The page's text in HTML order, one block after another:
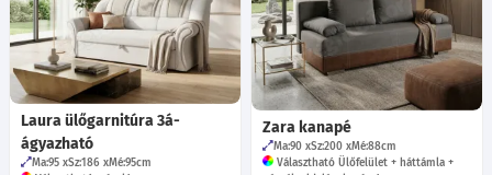
Laura ülőgarnitúra 3á-
ágyazható
Ma:95 Sz:186 Mé:95cm
Zara kanapé
Ma:90 Sz:200 Mé:88cm
Választható Ülőfelület + háttámla +